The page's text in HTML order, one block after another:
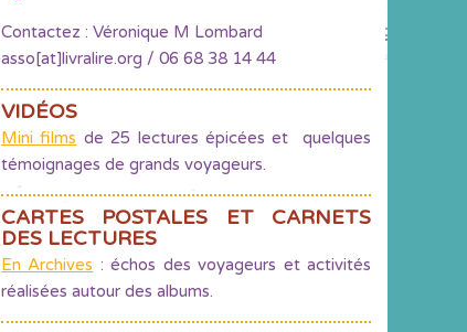
Contactez : Véronique M Lombard
asso[at]livralire.org / 06 68 38 14 44
VIDÉOS
Mini films de 25 lectures épicées et quelques
témoignages de grands voyageurs.
CARTES POSTALES ET CARNETS
DES LECTURES
En Archives : échos des voyageurs et activités
réalisées autour des albums.